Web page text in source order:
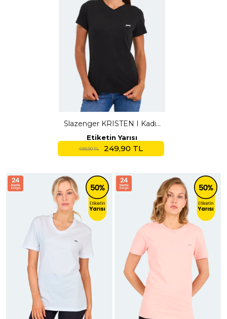
Slazenger KRISTEN I Kadın
V Yaka Siyah Tişört
Etiketin Yarısı
499,90 TL 249,90 TL